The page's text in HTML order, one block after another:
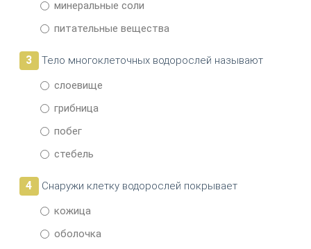
минеральные соли
питательные вещества
3
Тело многоклеточных водорослей называют
слоевище
грибница
побег
стебель
4
Снаружи клетку водорослей покрывает
кожица
оболочка